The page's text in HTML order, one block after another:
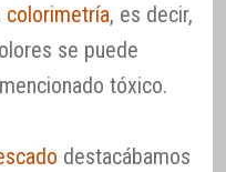
colorimetría, es decir,
se puede
tóxico.
destacábamos